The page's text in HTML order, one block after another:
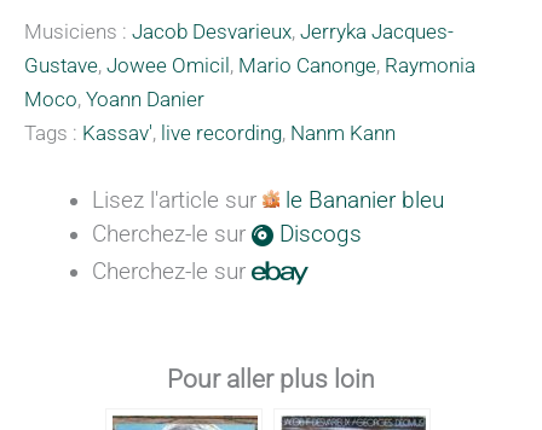
Musiciens : Jacob Desvarieux, Jerryka Jacques-
Gustave, Jowee Omicil , Mario Canonge, Raymonia
Moco, Yoann Danier
Tags : Kassav', live recording, Nanm Kann
Lisez l'article sur
le Bananier bleu
Cherchez-le sur
Discogs
Cherchez-le sur
Pour aller plus loin